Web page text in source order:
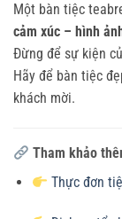
Một bàn tiệc
cảm xúc – hình
Đừng để sự kiện
Hãy để bàn tiệc
khách mời.
Tham khảo
Thực đơn